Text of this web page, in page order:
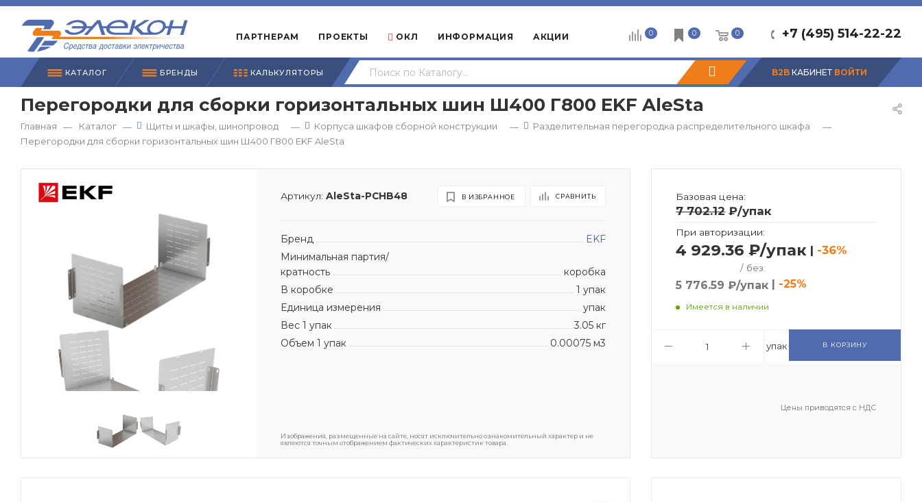
ПАРТНЕРАМ ПРОЕКТЫ ОКЛ ИНФОРМАЦИЯ АКЦИИ +7 (495) 514-22-22
0 0 0
B2B КАБИНЕТ ВОЙТИ
КАТАЛОГ БРЕНДЫ КАЛЬКУЛЯТОРЫ
Перегородки для сборки горизонтальных шин Ш400 Г800 EKF AleSta
Главная — Каталог — Щиты и шкафы, шинопровод — Корпуса шкафов сборной конструкции — Разделительная перегородка распределительного шкафа
—
Перегородки для сборки горизонтальных шин Ш400 Г800 EKF AleSta
Артикул: AleSta-PCHB48 В ИЗБРАННОЕ СРАВНИТЬ
Бренд
EKF
Минимальная партия/
кратность
коробка
В коробке
1 упак
Единица измерения
упак
Вес 1 упак
3.05 кг
Объем 1 упак
0.00075 м3
Изображения, размещенные на сайте, носят исключительно ознакомительный характер и не
являются точным отображением фактических характеристик товара.
Базовая цена:
7 702.12₽/упак
При авторизации:
4 929.36 ₽/упак | -36%
/ без:
5 776.59 ₽/упак | -25%
Имеется в наличии
упак В КОРЗИНУ
Цены приводятся с НДС